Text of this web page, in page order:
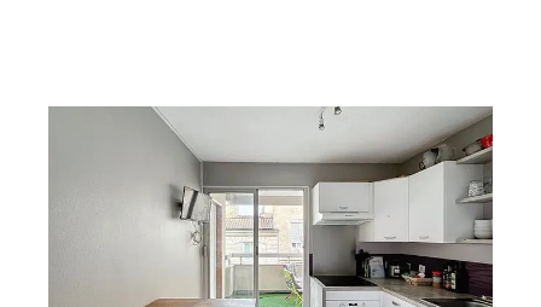
BORDEAUX 33
, 3 pièces
Appartement T3 à vendre
265 000 €